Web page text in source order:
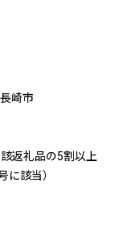
崎市
返礼品の5割以上
に該当）